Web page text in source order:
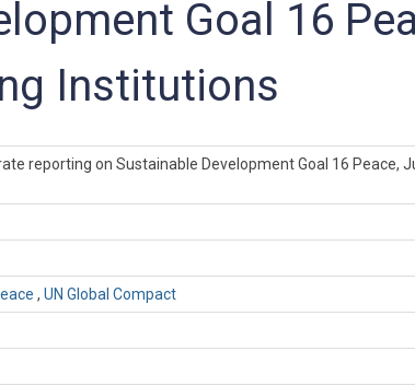
Goal 16
Institutions
reporting on Sustainable Development Goal 16 Peace,
,UN Global Compact